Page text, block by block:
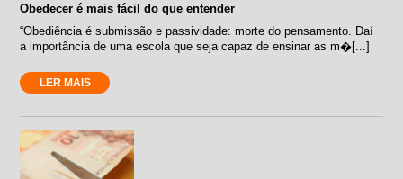
Obedecer é mais fácil do que entender
“Obediência é submissão e passividade: morte do pensamento. Daí
a importância de uma escola que seja capaz de ensinar as m�[...]
LER MAIS